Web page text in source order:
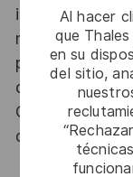
Al hacer
que
en su
del sitio,
informations
nationale, la
procédure
dispositions
Code de la
du 09 août